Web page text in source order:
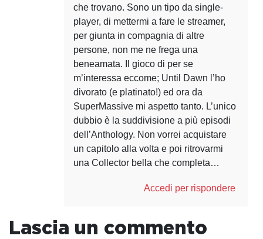
che trovano. Sono un tipo da single-
player, di mettermi a fare le streamer,
per giunta in compagnia di altre
persone, non me ne frega una
beneamata. Il gioco di per se
m’interessa eccome; Until Dawn l’ho
divorato (e platinato!) ed ora da
SuperMassive mi aspetto tanto. L’unico
dubbio è la suddivisione a più episodi
dell’Anthology. Non vorrei acquistare
un capitolo alla volta e poi ritrovarmi
una Collector bella che completa…
Accedi per rispondere
Lascia un commento